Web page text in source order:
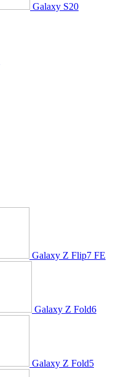
Galaxy S20
Galaxy Z Flip7 FE
Galaxy Z Fold6
Galaxy Z Fold5